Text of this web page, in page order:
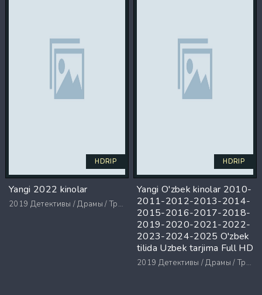
HDRIP
Yangi 2022 kinolar
2019 Детективы / Драмы / Триллеры / Ужасы
HDRIP
Yangi O'zbek kinolar 2010-
2011-2012-2013-2014-
2015-2016-2017-2018-
2019-2020-2021-2022-
2023-2024-2025 O'zbek
tilida Uzbek tarjima Full HD
2019 Детективы / Драмы / Триллеры / Ужасы